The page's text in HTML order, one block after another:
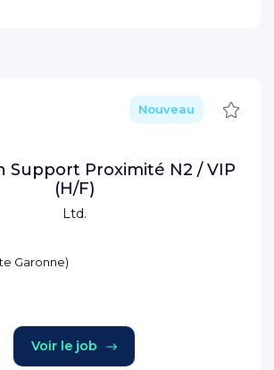
Ltd.
Nouveau
Support Proximité N2 / VIP
(H/F)
Garonne)
Voir le job